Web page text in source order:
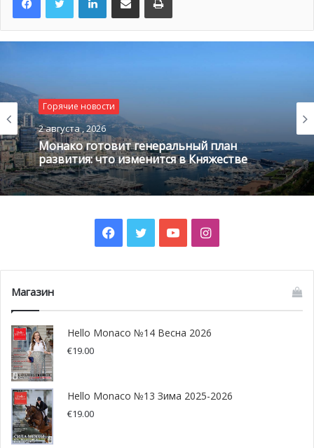
Всего было задержано 14 мужчин и 3 женщины разных
возрастов. Почти все они имеют криминальное
прошлое. Следователи смогли выйти на след
злоумышленников благодаря найденным на месте
преступления частичным следам ДНК. Детективам
криминальной сетью, которая привела их в Анвер
(Бельгия), известный рынок сбыта бриллиантов.
лишь на 96 часов, так как не имеется прямых
доказательств, а есть лишь обвинения, предъявленные
по статье «вооруженный разбой, преступный сговор и
похищение человека».
Напомним, что в начале октября несколько
вооруженных мужчин ворвались в апартаменты,
арендованные Ким в Париже, куда телезвезда приехала
на Неделю моды. Преступники заперли девушку в
Горячие новости
2 августа , 2026
Монако готовит генеральный план
развития: что изменится в Княжестве
Facebook
TwitterYouTubeInstagram
Магазин
Hello Monaco №14 Весна 2026
€19.00
Hello Monaco №13 Зима 2025-2026
€19.00